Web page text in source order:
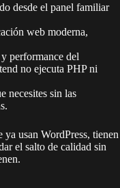
desde el panel familiar
web moderna,
performance del
no ejecuta PHP ni
necesites sin las
ya usan WordPress, tienen
el salto de calidad sin